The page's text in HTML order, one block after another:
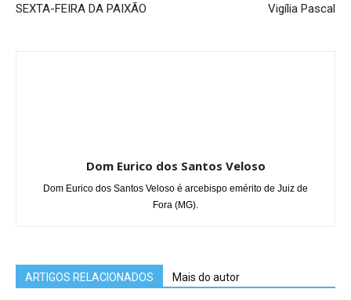
SEXTA-FEIRA DA PAIXÃO Vigília Pascal
Dom Eurico dos Santos Veloso
Dom Eurico dos Santos Veloso é arcebispo emérito de Juiz de
Fora (MG).
ARTIGOS RELACIONADOS Mais do autor